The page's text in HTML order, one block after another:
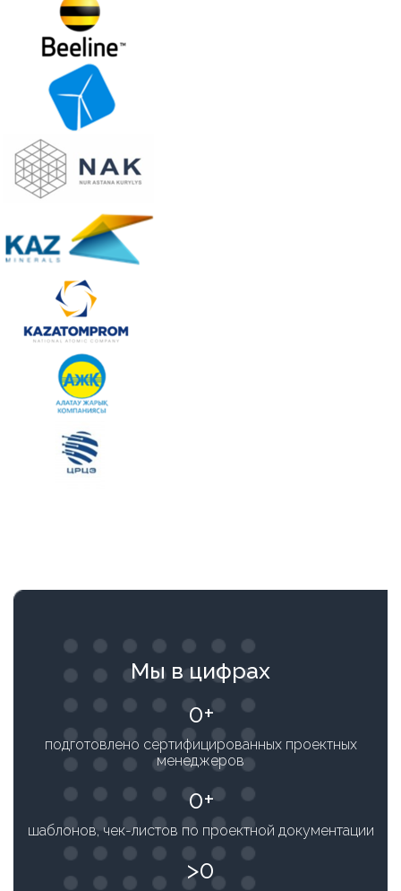
Мы в цифрах
0
подготовлено сертифицированных проектных
менеджеров
0
шаблонов, чек-листов по проектной документации
0